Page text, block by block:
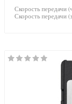
Скорость передачи
Скорость передачи